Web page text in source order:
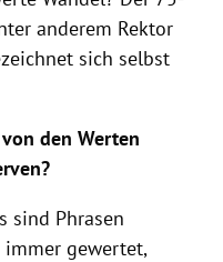
anderem Rektor
sich selbst
von den Werten
sind Phrasen
immer gewertet,